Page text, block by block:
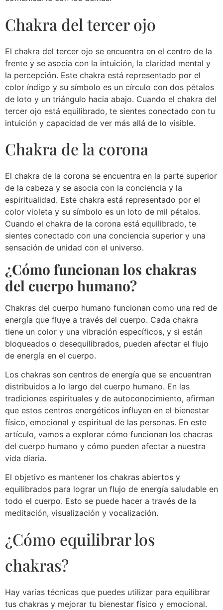
Chakra del tercer ojo
El chakra del tercer ojo se encuentra en el centro de la
frente y se asocia con la intuición, la claridad mental y
la percepción. Este chakra está representado por el
color índigo y su símbolo es un círculo con dos pétalos
de loto y un triángulo hacia abajo. Cuando el chakra del
tercer ojo está equilibrado, te sientes conectado con tu
intuición y capacidad de ver más allá de lo visible.
Chakra de la corona
El chakra de la corona se encuentra en la parte superior
de la cabeza y se asocia con la conciencia y la
espiritualidad. Este chakra está representado por el
color violeta y su símbolo es un loto de mil pétalos.
Cuando el chakra de la corona está equilibrado, te
sientes conectado con una conciencia superior y una
sensación de unidad con el universo.
¿Cómo funcionan los chakras
del cuerpo humano?
Chakras del cuerpo humano funcionan como una red de
energía que fluye a través del cuerpo. Cada chakra
tiene un color y una vibración específicos, y si están
bloqueados o desequilibrados, pueden afectar el flujo
de energía en el cuerpo.
Los chakras son centros de energía que se encuentran
distribuidos a lo largo del cuerpo humano. En las
tradiciones espirituales y de autoconocimiento, afirman
que estos centros energéticos influyen en el bienestar
físico, emocional y espiritual de las personas. En este
artículo, vamos a explorar cómo funcionan los chacras
del cuerpo humano y cómo pueden afectar a nuestra
vida diaria.
El objetivo es mantener los chakras abiertos y
equilibrados para lograr un flujo de energía saludable en
todo el cuerpo. Esto se puede hacer a través de la
meditación, visualización y vocalización.
¿Cómo equilibrar los
chakras?
Hay varias técnicas que puedes utilizar para equilibrar
tus chakras y mejorar tu bienestar físico y emocional.